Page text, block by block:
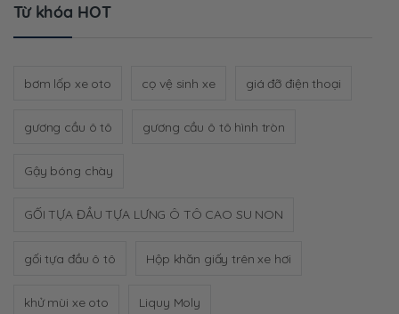
Từ khóa HOT
bơm lốp xe oto cọ vệ sinh xe giá đỡ điện thoại
gương cầu ô tô gương cầu ô tô hình tròn
Gậy bóng chày
GỐI TỰA ĐẦU TỰA LƯNG Ô TÔ CAO SU NON
gối tựa đầu ô tô Hộp khăn giấy trên xe hơi
khử mùi xe oto Liquy Moly